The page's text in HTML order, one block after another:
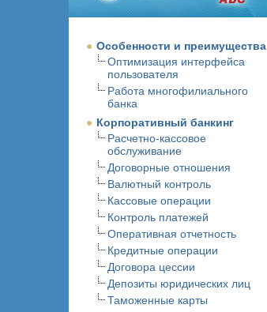
Особенности и преимущества
Оптимизация интерфейса
пользователя
Работа многофилиального
банка
Корпоративный банкинг
Расчетно-кассовое
обслуживание
Договорные отношения
Валютный контроль
Кассовые операции
Контроль платежей
Оперативная отчетность
Кредитные операции
Договора цессии
Депозиты юридических лиц
Таможенные карты